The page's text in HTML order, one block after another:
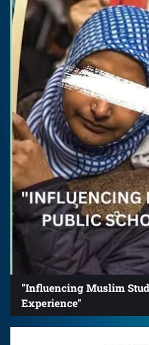
"Influencing Muslim
Experience"